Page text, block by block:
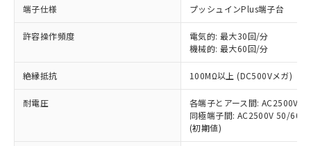
端子仕様 プッシュインPlus端子台
許容操作頻度
電気的: 最大30回/分
機械的: 最大60回/分
絶縁抵抗 100MΩ以上 (DC500Vメガ)
耐電圧
各端子とアース間: AC2500V
同極端子間: AC2500V 50/
(初期値)
本サービスは、当社制御機器事業取扱
商品の当社在庫状況および標準価格
(税抜)を提供させていただくもので
当社制御機器事業取扱商品の中には、
本サービスの対象外となる商品もある
ことをご了承ください。
在庫状況および標準価格照会結果は、
記載している更新日時点での社内デー
調査・確認中：EU RoHS指令（10物質）の
非含有の対応状況を調査中または確認中の
商品です。
非該当品：ライセンス料など無形物で、有
害物質有無と関係のない商品です。
仕入先様の事情により、非含有部品として
いたものが、含有品と判明した場合などや
むを得ず変更することがあります。
「○」：最大均質材料含有率が中国RoHSの
基準値以下であることを示します。
「×」：最大均質材料含有率が中国RoHSの
基準値を超えていることを示します。
「－」：未確認です。当社販売部門へお問
当社は、これら貴社製品のうち、外国
為替および外国貿易法に定める商品
（以下｢規制貨物等」という）を輸出
または国外への提供する場合は、日本